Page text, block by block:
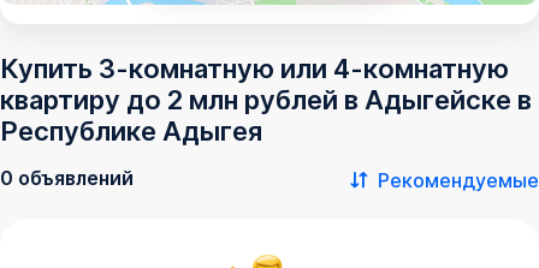
Купить 3-комнатную или 4-комнатную
квартиру до 2 млн рублей в Адыгейске в
Республике Адыгея
0 объявлений Рекомендуемые